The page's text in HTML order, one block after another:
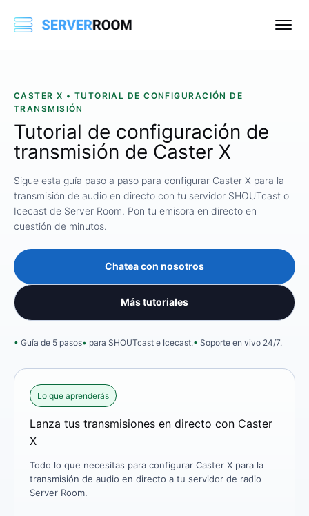
CASTER X • TUTORIAL DE CONFIGURACIÓN DE
TRANSMISIÓN
Tutorial de configuración de
transmisión de Caster X
Sigue esta guía paso a paso para configurar Caster X para la
transmisión de audio en directo con tu servidor SHOUTcast o
Icecast de Server Room. Pon tu emisora ​​en directo en
cuestión de minutos.
Chatea con nosotros
Más tutoriales
Guía de 5 pasos para SHOUTcast e Icecast. Soporte en vivo 24/7.
Lo que aprenderás
Lanza tus transmisiones en directo con Caster
X
Todo lo que necesitas para configurar Caster X para la
transmisión de audio en directo a tu servidor de radio
Server Room.